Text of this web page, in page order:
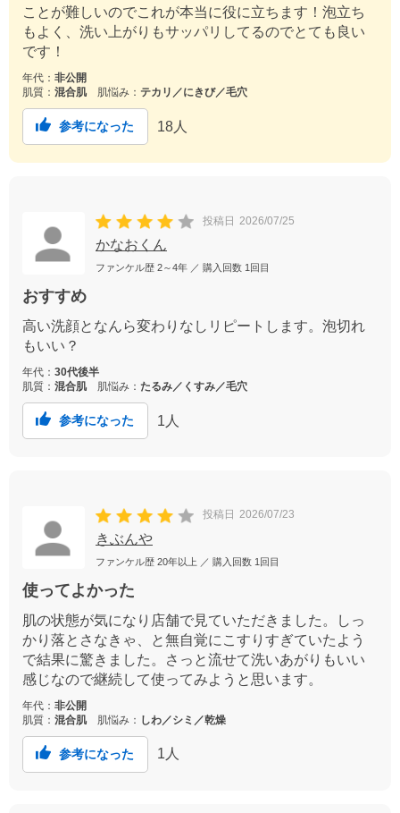
ことが難しいのでこれが本当に役に立ちます！泡立ち
もよく、洗い上がりもサッパリしてるのでとても良い
です！
年代： 非公開
肌質： 混合肌 肌悩み： テカリ／にきび／毛穴
参考になった 18 人
投稿日 2026/07/25
かなおくん
ファンケル歴 2～4年 ／ 購入回数 1回目
おすすめ
高い洗顔となんら変わりなしリピートします。泡切れ
もいい？
年代： 30代後半
肌質： 混合肌 肌悩み： たるみ／くすみ／毛穴
参考になった 1 人
投稿日 2026/07/23
きぶんや
ファンケル歴 20年以上 ／ 購入回数 1回目
使ってよかった
肌の状態が気になり店舗で見ていただきました。しっ
かり落とさなきゃ、と無自覚にこすりすぎていたよう
で結果に驚きました。さっと流せて洗いあがりもいい
感じなので継続して使ってみようと思います。
年代： 非公開
肌質： 混合肌 肌悩み： しわ／シミ／乾燥
参考になった 1人